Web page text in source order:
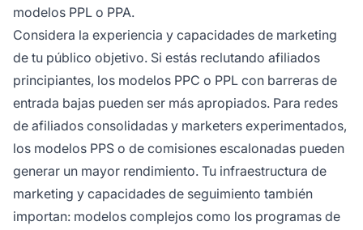
modelos PPL o PPA.
Considera la experiencia y capacidades de marketing
de tu público objetivo. Si estás reclutando afiliados
principiantes, los modelos PPC o PPL con barreras de
entrada bajas pueden ser más apropiados. Para redes
de afiliados consolidadas y marketers experimentados,
los modelos PPS o de comisiones escalonadas pueden
generar un mayor rendimiento. Tu infraestructura de
marketing y capacidades de seguimiento también
importan: modelos complejos como los programas de